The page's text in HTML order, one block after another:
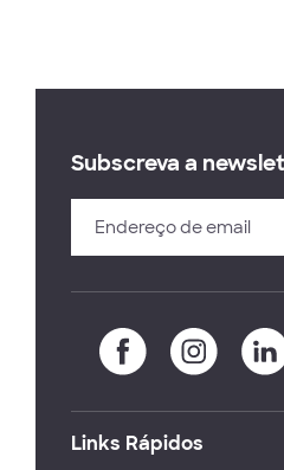
Subscreva a
Links Rápidos